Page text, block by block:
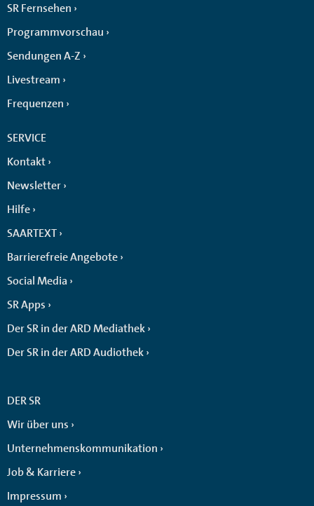
SR Fernsehen
Programmvorschau
Sendungen A-Z
Livestream
Frequenzen
SERVICE
Kontakt
Newsletter
Hilfe
SAARTEXT
Barrierefreie Angebote
Social Media
SR Apps
Der SR in der ARD Mediathek
Der SR in der ARD Audiothek
DER SR
Wir über uns
Unternehmenskommunikation
Job & Karriere
Impressum